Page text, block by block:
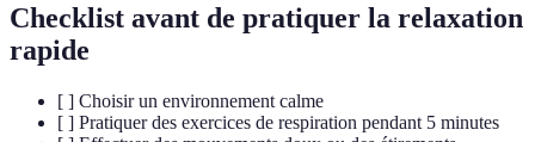
Checklist avant de pratiquer la relaxation
rapide
[ ] Choisir un environnement calme
[ ] Pratiquer des exercices de respiration pendant 5 minutes